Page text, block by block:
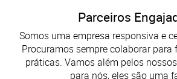
Parceiros
Somos uma empresa responsiva e
Procuramos sempre colaborar para
práticas. Vamos além pelos
para nós, eles são uma